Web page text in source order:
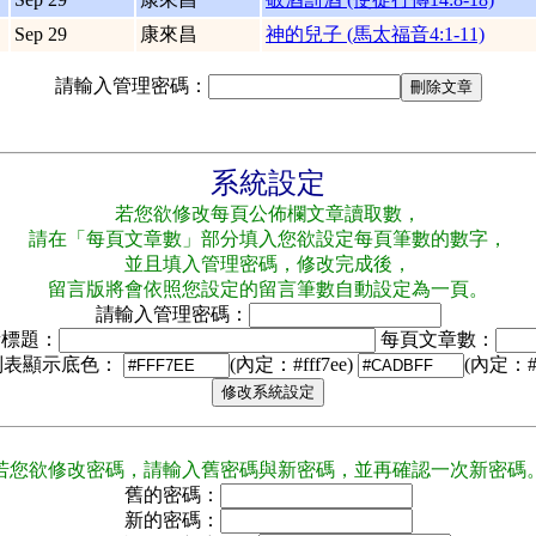
Sep 29 康來昌 神的兒子 (馬太福音4:1-11)
請輸入管理密碼：
系統設定
若您欲修改每頁公佈欄文章讀取數，
請在「每頁文章數」部分填入您欲設定每頁筆數的數字，
並且填入管理密碼，修改完成後，
留言版將會依照您設定的留言筆數自動設定為一頁。
請輸入管理密碼：
題：
每頁文章數：
顯示底色：
(內定：#fff7ee) (內定：
您欲修改密碼，請輸入舊密碼與新密碼，並再確認一次新密碼
舊的密碼：
新的密碼：